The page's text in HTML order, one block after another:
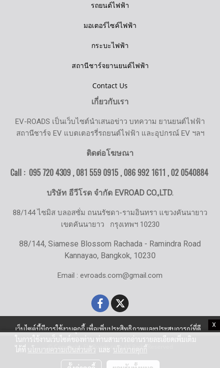
X
รถยนต์ไฟฟ้า
มอเตอร์ไซค์ไฟฟ้า
กระบะไฟฟ้า
สถานีชาร์จยานยนต์ไฟฟ้า
Contact Us
เกี่ยวกับเรา
EV-ROADS เป็นเว็บไซต์นำเสนอข่าว บทความ ยานยนต์ไฟฟ้า
สถานีชาร์จ EV แบตเตอรรี่รถยนต์ไฟฟ้า และอุปกรณ์ EV ฯลฯ
ติดต่อโฆษณา
Call : 095 720 4309 , 081 559 0915 , 086 992 1611 ,02 0540884
บริษัท อีวีโรด จำกัด EVROAD CO.,LTD.
88/144 ไซมิส บลอสซั่ม ถนนรัชดา-รามอินทรา แขวงคันนายาว
เขตคันนายาว กรุงเทพฯ 10230
88/144, Siamese Blossom Rachada - Ramindra Road
Kannayao, Bangkok, 10230
Email : evroads.com@gmail.com
© Copyright EV-Roads.com All Right Reserved
เว็บไซต์นี้มีการใช้งานคุกกี้ เพื่อเพิ่มประสิทธิภาพและประสบการณ์ที่ดี
ในการใช้งานเว็บไซต์ของท่าน ท่านสามารถอ่านรายละเอียดเพิ่มเติม
ได้ที่ นโยบายความเป็นส่วนตัว และ นโยบายคุกกี้